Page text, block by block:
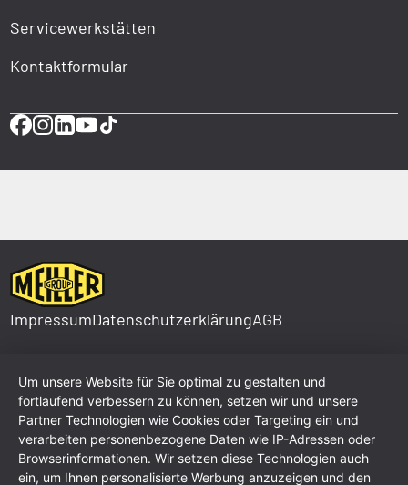
Servicewerkstätten
Kontaktformular
ImpressumDatenschutzerklärungAGB
Um unsere Website für Sie optimal zu gestalten und
fortlaufend verbessern zu können, setzen wir und unsere
Partner Technologien wie Cookies oder Targeting ein und
verarbeiten personenbezogene Daten wie IP-Adressen oder
Browserinformationen. Wir setzen diese Technologien auch
ein, um Ihnen personalisierte Werbung anzuzeigen und den